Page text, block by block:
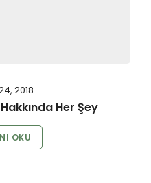
2018
Her Şey
OKU